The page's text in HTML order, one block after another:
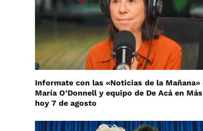
Informate con las «Noticias de la Mañana»
María O’Donnell y equipo de De Acá en
hoy 7 de agosto